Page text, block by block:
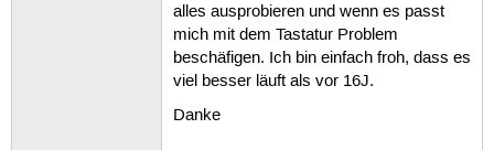
alles ausprobieren und wenn es passt
mich mit dem Tastatur Problem
beschäfigen. Ich bin einfach froh, dass es
viel besser läuft als vor 16J.
Danke